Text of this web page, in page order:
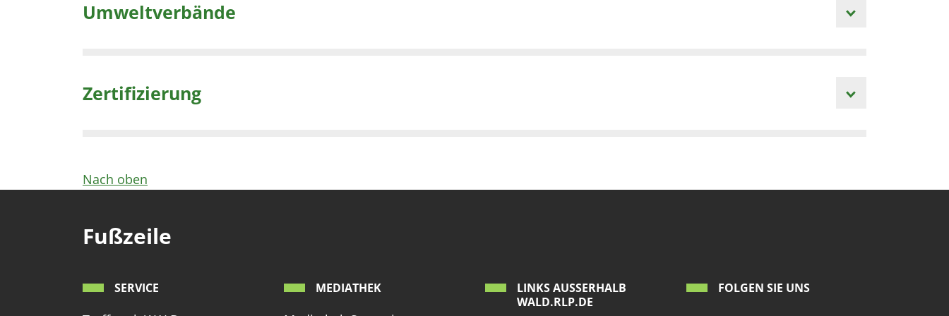
Umweltverbände
Zertifizierung
Nach oben
Fußzeile
SERVICE MEDIATHEK
LINKS AUSSERHALB W
ALD.RLP.DE
FOLGEN SIE UNS